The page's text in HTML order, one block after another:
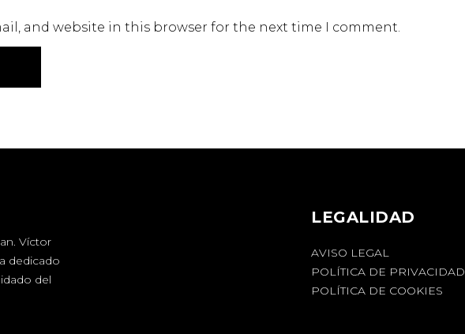
and website in this browser for the next time I comment.
Víctor
dedicado
del
LEGALIDAD
AVISO LEGAL
POLÍTICA DE PRIVACIDAD
POLÍTICA DE COOKIES